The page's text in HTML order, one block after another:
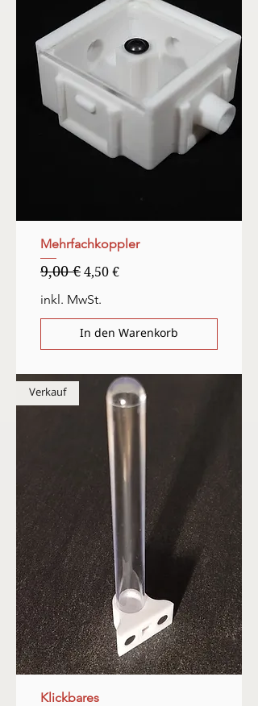
Mehrfachkoppler
Standardpreis
9,00 €Sale-Preis
4,50 €
inkl. MwSt.
In den Warenkorb
Verkauf
Klickbares